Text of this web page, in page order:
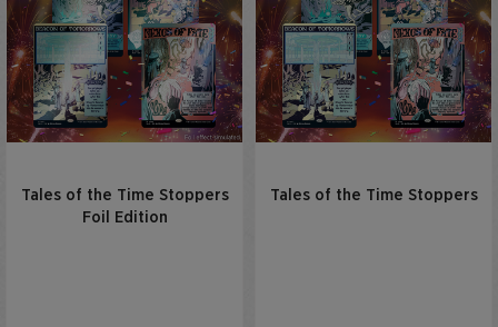
Tales of the Time Stoppers
Foil Edition
Tales of the Time Stoppers